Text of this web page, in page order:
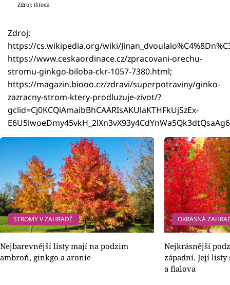
Zdroj: iStock
Zdroj:
https://cs.wikipedia.org/wiki/
https://www.ceskaordinace.cz/zpracovani-orechu-
stromu-ginkgo-biloba-ckr-1057-7380.html;
https://magazin.biooo.cz/zdravi/superpotraviny/ginko-
zazracny-strom-ktery-prodluzuje-zivot/?
gclid=Cj0KCQiAmaibBhCAARIsAKUlaKTHFkUjSzEx-
STROMY V ZAHRADĚ
Nejbarevnější listy mají na podzim
ambroň, ginkgo a aronie
OKRASNÁ
Nejkrásnější
západní. Její
a fialova